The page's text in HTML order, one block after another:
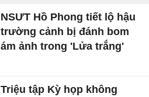
NSƯT Hồ Phong tiết lộ hậu
trường cảnh bị đánh bom
ám ảnh trong 'Lửa trắng'
Triệu tập Kỳ họp không